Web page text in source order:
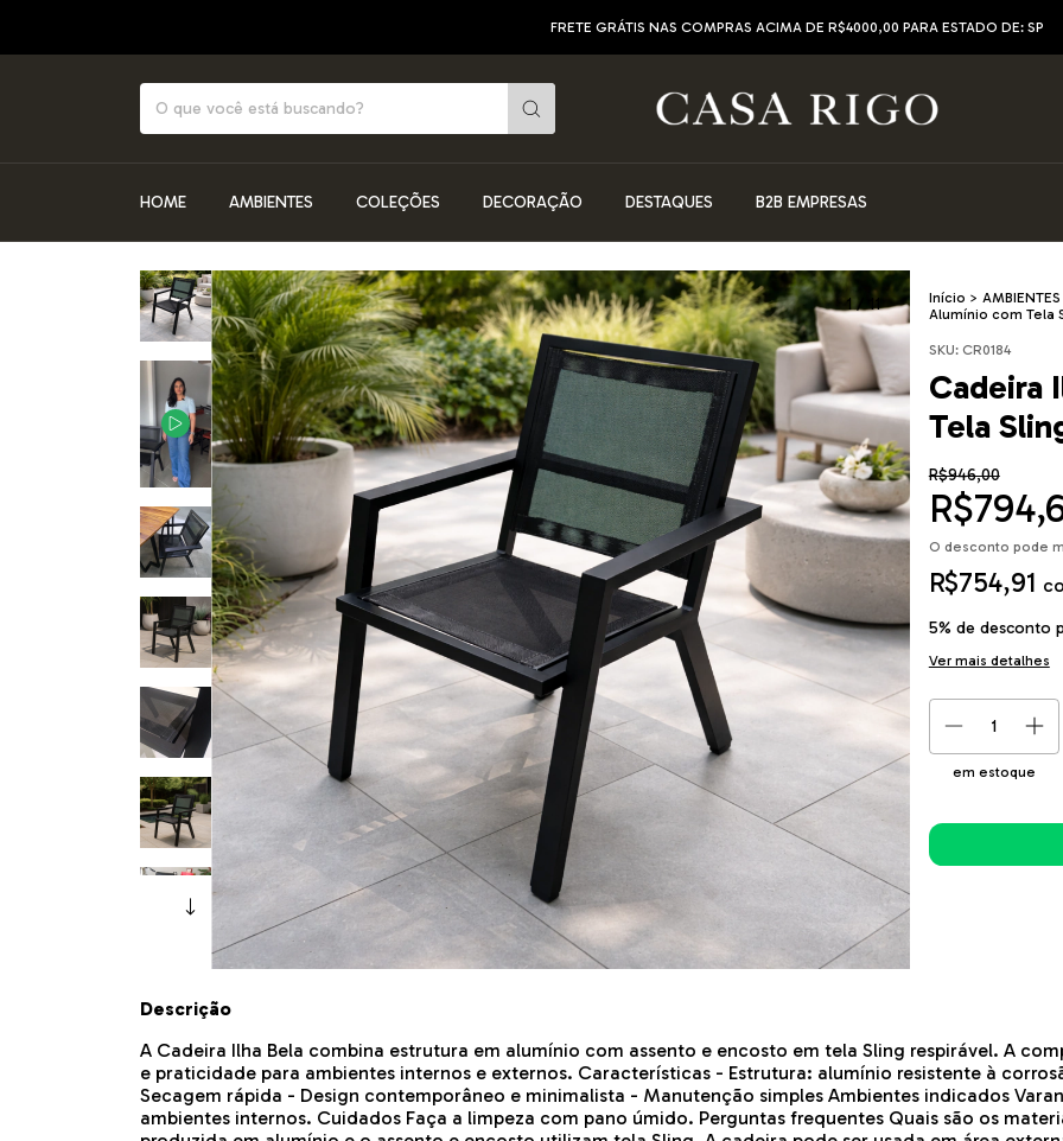
FRETE GRÁTIS NAS COMPRAS ACIMA DE R$4000,00 PARA ESTADO DE: SP
HOME AMBIENTES COLEÇÕES DECORAÇÃO DESTAQUES B2B EMPRESAS
1 /11 Início > AMBIENTES
Alumínio com Tela
SKU: CR0184
Cadeira
Tela
R$946,00
O desconto pode
R$754,91
5% de desconto
Ver mais detalhes
em estoque
Descrição
A Cadeira Ilha Bela combina estrutura em alumínio com assento e encosto em tela Sling respirável. A
e praticidade para ambientes internos e externos. Características - Estrutura: alumínio resistente à
Secagem rápida - Design contemporâneo e minimalista - Manutenção simples Ambientes indicados
ambientes internos. Cuidados Faça a limpeza com pano úmido. Perguntas frequentes Quais são os